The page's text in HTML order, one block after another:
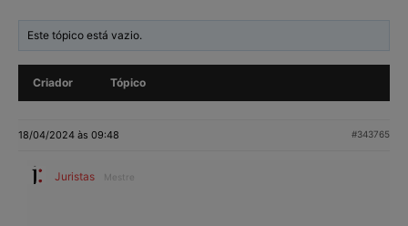
Este tópico está vazio.
Criador Tópico
18/04/2024 às 09:48 #343765
Juristas Mestre